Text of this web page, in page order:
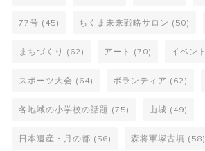
77号 (45) ちくま未来戦略サロン (50)
まちづくり (62) アート (70) イベント
スポーツ大会 (64) ボランティア (62)
各地域の小学校の話題 (75) 山城 (49)
日本遺産・月の都 (56) 森将軍塚古墳 (58)